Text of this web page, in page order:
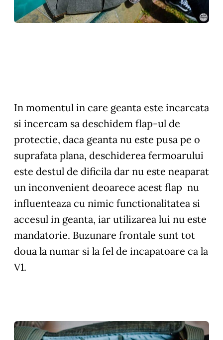
In momentul in care geanta este incarcata
si incercam sa deschidem flap-ul de
protectie, daca geanta nu este pusa pe o
suprafata plana, deschiderea fermoarului
este destul de dificila dar nu este neaparat
un inconvenient deoarece acest flap nu
influenteaza cu nimic functionalitatea si
accesul in geanta, iar utilizarea lui nu este
mandatorie. Buzunare frontale sunt tot
doua la numar si la fel de incapatoare ca la
V1.